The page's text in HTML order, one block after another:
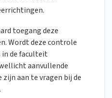
toegang deze
Wordt deze controle
in de faculteit
aanvullende
zijn aan te vragen bij de